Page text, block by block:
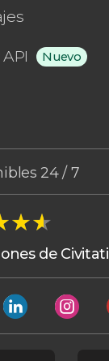
Nuevo
24 / 7
de